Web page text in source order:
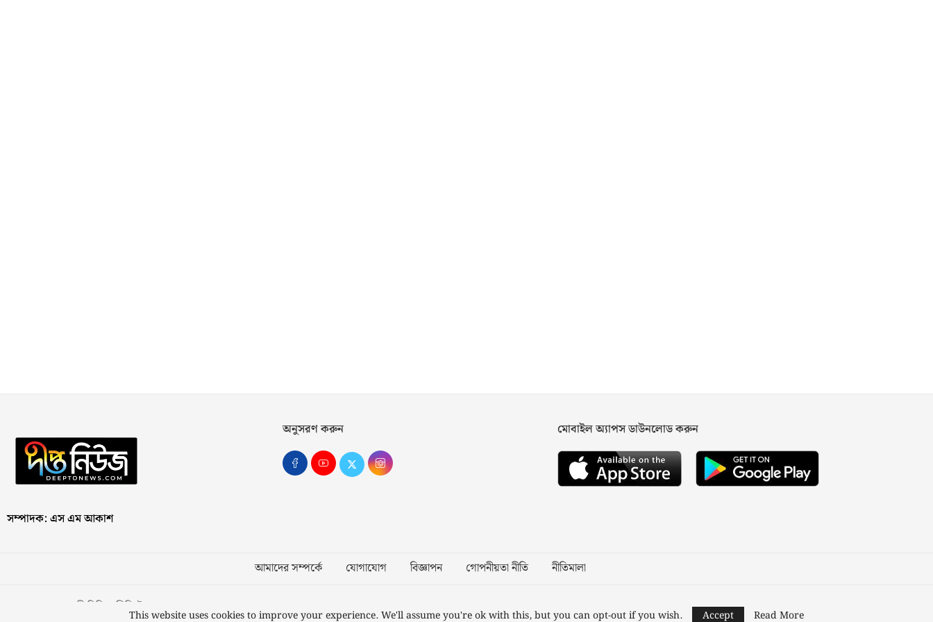
সম্পাদক: এস এম আকাশ
অনুসরণ করুন মোবাইল অ্যাপস ডাউনলোড করুন
আমাদের সম্পর্কে যোগাযোগ বিজ্ঞাপন গোপনীয়তা নীতি নীতিমালা
স্বত্ব © ২০২৩ কাজী মিডিয়া লিমিটেড Designed and Developed byNusratech Pte Ltd.
This website uses cookies to improve your experience. We'll assume you're ok with this, but you can opt-out if you wish. Accept Read More